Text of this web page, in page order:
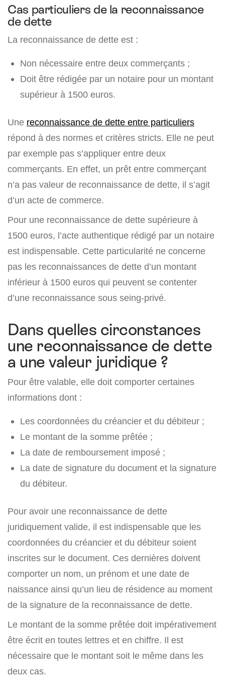
Cas particuliers de la reconnaissance
de dette
La reconnaissance de dette est :
Non nécessaire entre deux commerçants ;
Doit être rédigée par un notaire pour un montant
supérieur à 1500 euros.
Une reconnaissance de dette entre particuliers
répond à des normes et critères stricts. Elle ne peut
par exemple pas s’appliquer entre deux
commerçants. En effet, un prêt entre commerçant
n’a pas valeur de reconnaissance de dette, il s’agit
d’un acte de commerce.
Pour une reconnaissance de dette supérieure à
1500 euros, l’acte authentique rédigé par un notaire
est indispensable. Cette particularité ne concerne
pas les reconnaissances de dette d’un montant
inférieur à 1500 euros qui peuvent se contenter
d’une reconnaissance sous seing-privé.
Dans quelles circonstances
une reconnaissance de dette
a une valeur juridique ?
Pour être valable, elle doit comporter certaines
informations dont :
Les coordonnées du créancier et du débiteur ;
Le montant de la somme prêtée ;
La date de remboursement imposé ;
La date de signature du document et la signature
du débiteur.
Pour avoir une reconnaissance de dette
juridiquement valide, il est indispensable que les
coordonnées du créancier et du débiteur soient
inscrites sur le document. Ces dernières doivent
comporter un nom, un prénom et une date de
naissance ainsi qu’un lieu de résidence au moment
de la signature de la reconnaissance de dette.
Le montant de la somme prêtée doit impérativement
être écrit en toutes lettres et en chiffre. Il est
nécessaire que le montant soit le même dans les
deux cas.